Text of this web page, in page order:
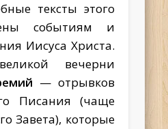
тексты этого
событиям и
Иисуса Христа.
вечерни
— отрывков
Писания (чаще
Завета), которые